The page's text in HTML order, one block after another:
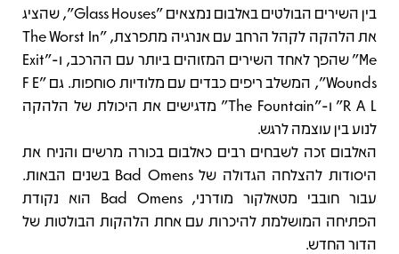
בין השירים הבולטים באלבום נמצאים "Glass Houses", שהציג
את הלהקה לקהל הרחב עם אנרגיה מתפרצת, "The Worst In
Me" שהפך לאחד השירים המזוהים ביותר עם ההרכב, ו-"Exit
Wounds", המשלב ריפים כבדים עם מלודיות סוחפות. גם "F E
R A L" ו-"The Fountain" מדגישים את היכולת של הלהקה
לנוע בין עוצמה לרגש.
האלבום זכה לשבחים רבים כאלבום בכורה מרשים והניח את
היסודות להצלחה הגדולה של Bad Omens בשנים הבאות.
עבור חובבי מטאלקור מודרני, Bad Omens הוא נקודת
הפתיחה המושלמת להיכרות עם אחת הלהקות הבולטות של
הדור החדש.